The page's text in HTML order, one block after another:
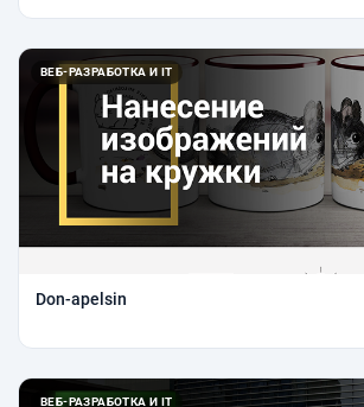
ВЕБ-РАЗРАБОТКА И IT
Don-apelsin
ВЕБ-РАЗРАБОТКА И IT